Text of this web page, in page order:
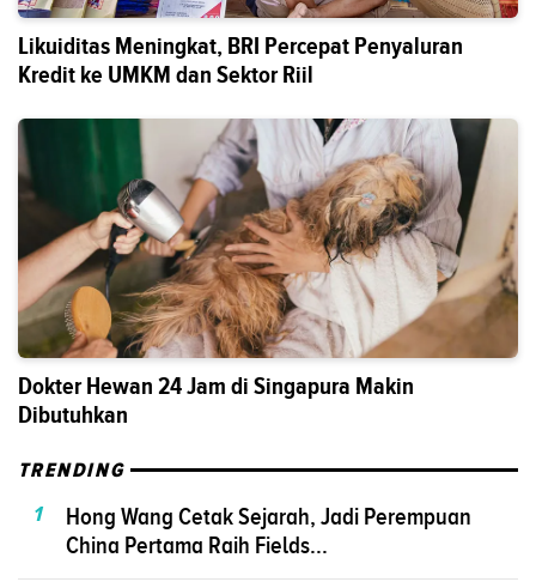
Likuiditas Meningkat, BRI Percepat Penyaluran
Kredit ke UMKM dan Sektor Riil
Dokter Hewan 24 Jam di Singapura Makin
Dibutuhkan
TRENDING
1
Hong Wang Cetak Sejarah, Jadi Perempuan
China Pertama Raih Fields...